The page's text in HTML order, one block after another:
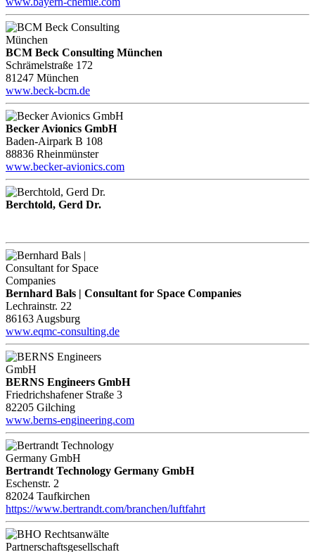
BCM Beck Consulting München
Schrämelstraße 172
81247 München
www.beck-bcm.de
Becker Avionics GmbH
Baden-Airpark B 108
88836 Rheinmünster
www.becker-avionics.com
Berchtold, Gerd Dr.
Bernhard Bals | Consultant for Space Companies
Lechrainstr. 22
86163 Augsburg
www.eqmc-consulting.de
BERNS Engineers GmbH
Friedrichshafener Straße 3
82205 Gilching
www.berns-engineering.com
Bertrandt Technology Germany GmbH
Eschenstr. 2
82024 Taufkirchen
https://www.bertrandt.com/branchen/luftfahrt